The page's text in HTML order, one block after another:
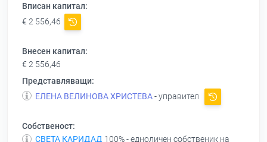
Вписан капитал:
€ 2 556,46
Внесен капитал:
€ 2 556,46
Представляващи:
ЕЛЕНА ВЕЛИНОВА ХРИСТЕВА- управител
Собственост:
СВЕТА КАРИДАД 100% - едноличен собственик на